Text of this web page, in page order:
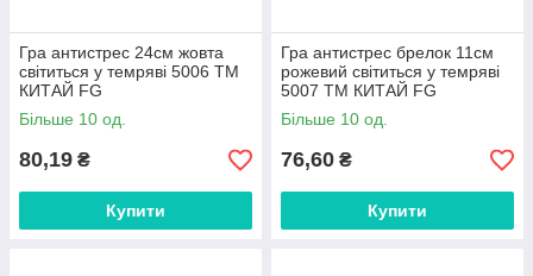
Гра антистрес 24см жовта
світиться у темряві 5006 ТМ
КИТАЙ FG
Більше 10 од.
80,19 ₴
Купити
Гра антистрес брелок 11см
рожевий світиться у темряві
5007 ТМ КИТАЙ FG
Більше 10 од.
76,60 ₴
Купити